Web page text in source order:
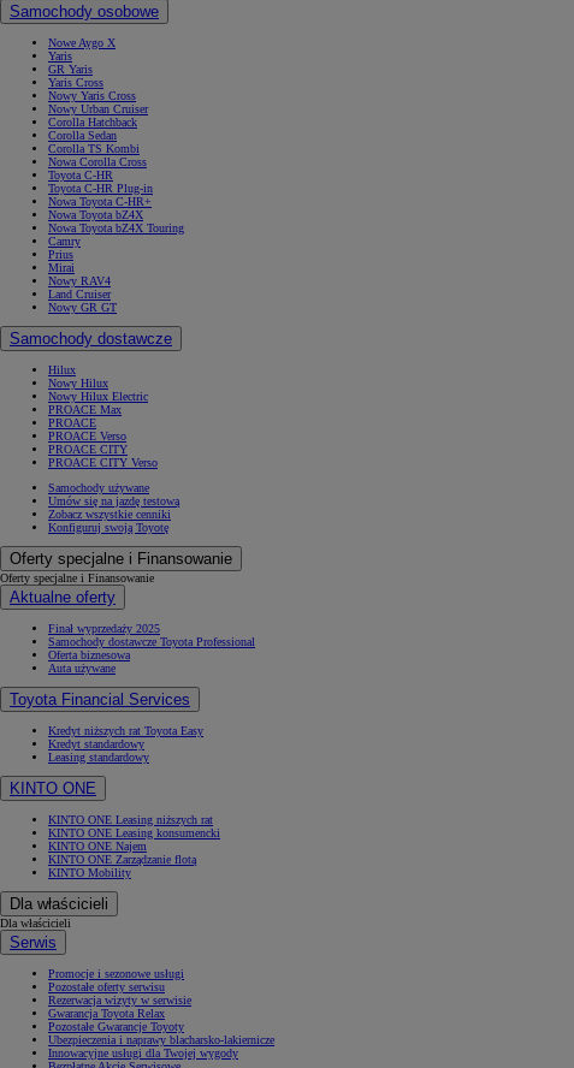
Yaris Cross
HYBRID
Samochody osobowe
Nowe Aygo X
Yaris
GR Yaris
Yaris Cross
Nowy Yaris Cross
Nowy Urban Cruiser
Corolla Hatchback
Corolla Sedan
Corolla TS Kombi
Nowa Corolla Cross
Toyota C-HR
Toyota C-HR Plug-in
Nowa Toyota C-HR+
Nowa Toyota bZ4X
Nowa Toyota bZ4X Touring
Camry
Prius
Mirai
Nowy RAV4
Land Cruiser
Nowy GR GT
Samochody dostawcze
Hilux
Nowy Hilux
Nowy Hilux Electric
PROACE Max
PROACE
PROACE Verso
PROACE CITY
PROACE CITY Verso
Samochody używane
Umów się na jazdę testową
Zobacz wszystkie cenniki
Konfiguruj swoją Toyotę
Oferty specjalne i Finansowanie
Oferty specjalne i Finansowanie
Aktualne oferty
Finał wyprzedaży 2025
Samochody dostawcze Toyota Professional
Oferta biznesowa
Auta używane
Toyota Financial Services
Kredyt niższych rat Toyota Easy
Kredyt standardowy
Leasing standardowy
KINTO ONE
KINTO ONE Leasing niższych rat
KINTO ONE Leasing konsumencki
KINTO ONE Najem
KINTO ONE Zarządzanie flotą
KINTO Mobility
Dla właścicieli
Dla właścicieli
Serwis
Promocje i sezonowe usługi
Pozostałe oferty serwisu
Rezerwacja wizyty w serwisie
Gwarancja Toyota Relax
Pozostałe Gwarancje Toyoty
Ubezpieczenia i naprawy blacharsko-lakiernicze
Innowacyjne usługi dla Twojej wygody